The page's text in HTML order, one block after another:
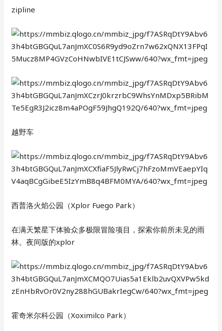
zipline
越野车
西普洛火焰公园（Xplor Fuego Park）
在满天繁星下体验众多极限冒险项目，探索你前所未见的雨
林。夜间版的xplor
霍奇米尔科公园（Xoximilco Park）